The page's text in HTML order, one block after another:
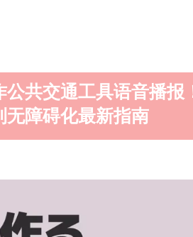
共交通工具语音播报
无障碍化最新指南